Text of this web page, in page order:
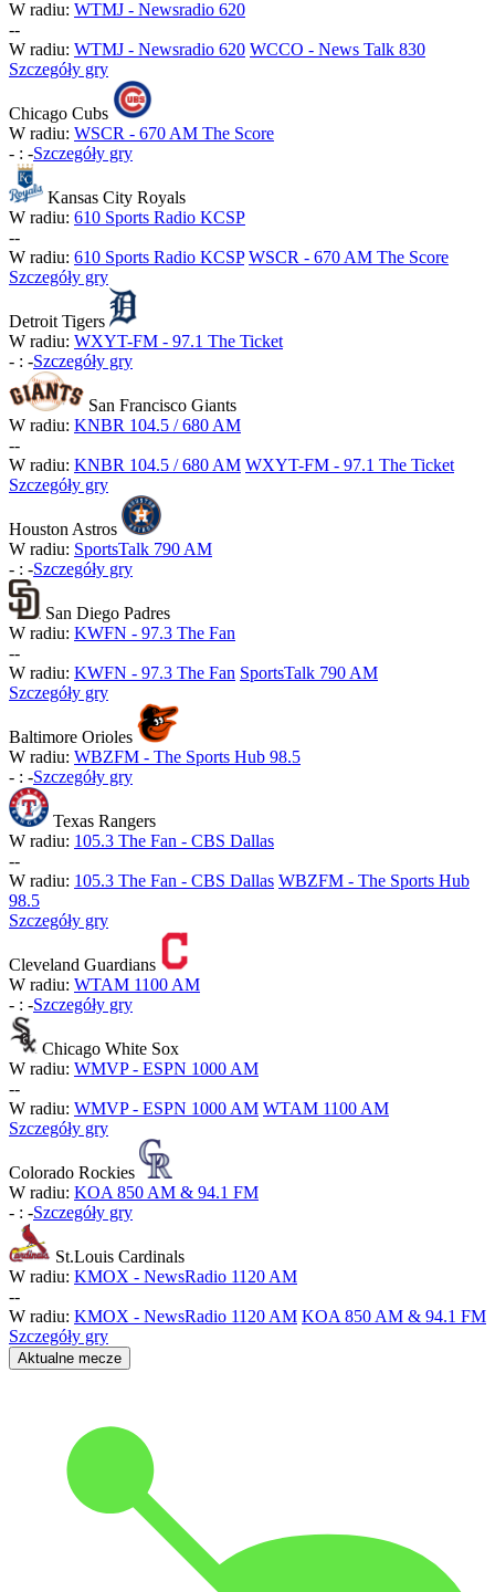
W radiu: WTMJ - Newsradio 620
--
W radiu: WTMJ - Newsradio 620 WCCO - News Talk 830
Szczegóły gry
Chicago Cubs
W radiu: WSCR - 670 AM The Score
- : -Szczegóły gry
Kansas City Royals
W radiu: 610 Sports Radio KCSP
--
W radiu: 610 Sports Radio KCSP WSCR - 670 AM The Score
Szczegóły gry
Detroit Tigers
W radiu: WXYT-FM - 97.1 The Ticket
- : -Szczegóły gry
San Francisco Giants
W radiu: KNBR 104.5 / 680 AM
--
W radiu: KNBR 104.5 / 680 AM WXYT-FM - 97.1 The Ticket
Szczegóły gry
Houston Astros
W radiu: SportsTalk 790 AM
- : -Szczegóły gry
San Diego Padres
W radiu: KWFN - 97.3 The Fan
--
W radiu: KWFN - 97.3 The Fan SportsTalk 790 AM
Szczegóły gry
Baltimore Orioles
W radiu: WBZFM - The Sports Hub 98.5
- : -Szczegóły gry
Texas Rangers
W radiu: 105.3 The Fan - CBS Dallas
--
W radiu: 105.3 The Fan - CBS Dallas WBZFM - The Sports Hub
98.5
Szczegóły gry
Cleveland Guardians
W radiu: WTAM 1100 AM
- : -Szczegóły gry
Chicago White Sox
W radiu: WMVP - ESPN 1000 AM
--
W radiu: WMVP - ESPN 1000 AM WTAM 1100 AM
Szczegóły gry
Colorado Rockies
W radiu: KOA 850 AM & 94.1 FM
- : -Szczegóły gry
St.Louis Cardinals
W radiu: KMOX - NewsRadio 1120 AM
--
W radiu: KMOX - NewsRadio 1120 AM KOA 850 AM & 94.1 FM
Szczegóły gry
Aktualne mecze